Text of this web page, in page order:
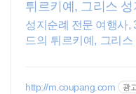
튀르키예, 그리스 성
성지순례 전문 여행사,
드의 튀르키예, 그리
http://m.coupang.com 광
여행